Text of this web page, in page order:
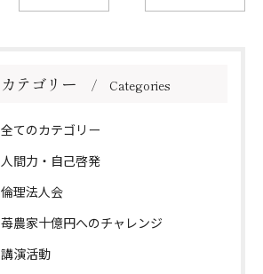
カテゴリー Categories
全てのカテゴリー
人間力・自己啓発
倫理法人会
苺農家十億円へのチャレンジ
講演活動